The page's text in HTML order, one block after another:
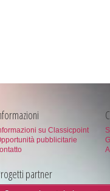
su Classicpoint
pubblicitarie
partner